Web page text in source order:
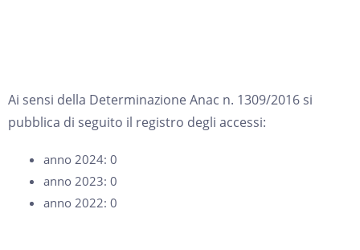
Ai sensi della Determinazione Anac n. 1309/2016 si
pubblica di seguito il registro degli accessi:
anno 2024: 0
anno 2023: 0
anno 2022: 0